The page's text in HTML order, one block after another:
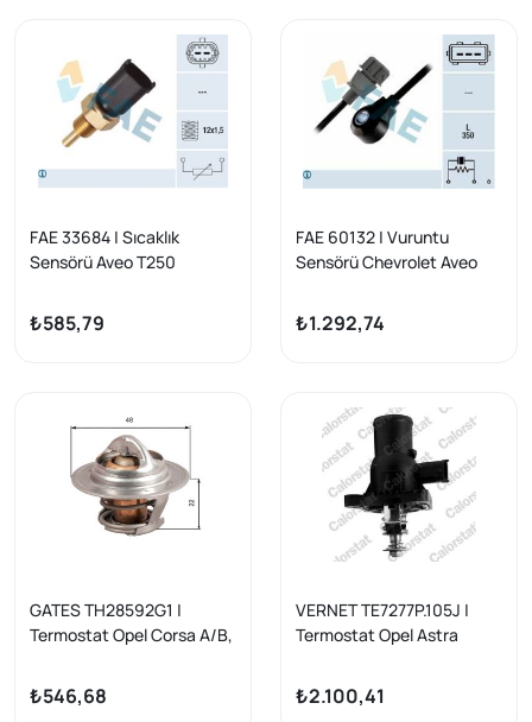
FAE 33684 | Sıcaklık
Sensörü Aveo T250
₺585,79
FAE 60132 | Vuruntu
Sensörü Chevrolet Aveo
₺1.292,74
GATES TH28592G1 |
Termostat Opel Corsa A/B,
Ascona C, Kadett E, Cielo,
Lanos 92°C *C14NZ*
₺546,68
VERNET TE7277P.105J |
Termostat Opel Astra
A/Mokka/Cruze/Trax/Zafir
a C A16XER B16XER
₺2.100,41